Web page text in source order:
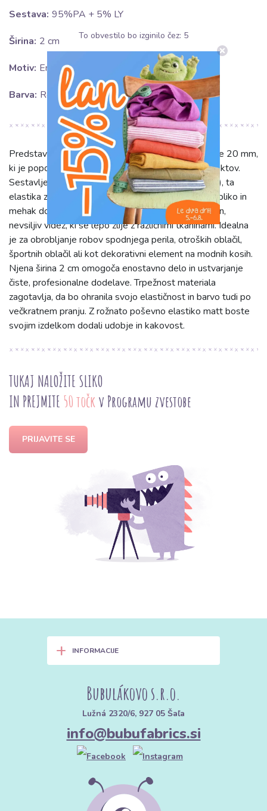
Sestava: 95%PA + 5% LY
Širina: 2 cm
Motiv: Enobarvno
Barva: Rožnata
Predstavljamo rožnato poševno elastiko matt, širine 20 mm,
ki je popolna izbira za dodelavo vaših šiviljskih projektov.
Sestavljena iz 95% poliamida (PA) in 5% Lycre (LY), ta
elastika zagotavlja izjemno prožnost, dolgotrajno obliko in
mehak dotik na koži. Mat zaključek ji daje sofisticiran,
nevsiljiv videz, ki se lepo zlije z različnimi tkaninami. Idealna
je za obrobljanje robov spodnjega perila, otroških oblačil,
športnih oblačil ali kot dekorativni element na modnih kosih.
Njena širina 2 cm omogoča enostavno delo in ustvarjanje
čiste, profesionalne dodelave. Trpežnost materiala
zagotavlja, da bo ohranila svojo elastičnost in barvo tudi po
večkratnem pranju. Z rožnato poševno elastiko matt boste
svojim izdelkom dodali udobje in kakovost.
TUKAJ NALOŽITE SLIKO
IN PREJMITE 50 točk v Programu zvestobe
PRIJAVITE SE
+ INFORMACIJE
Bubulákovo s.r.o.
Lužná 2320/6, 927 05 Šaľa
info@bubufabrics.si
To obvestilo bo izginilo čez: 5